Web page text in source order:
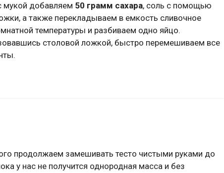
мукой добавляем 50 грамм сахара, соль с помощью
а также перекладываем в емкость сливочное
температуры и разбиваем одно яйцо.
столовой ложкой, быстро перемешиваем все
продолжаем замешивать тесто чистыми руками до
у нас не получится однородная масса и без